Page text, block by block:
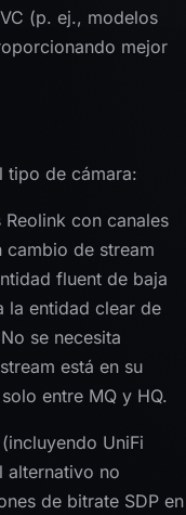
(p. ej., modelos
mejor
tipo de cámara:
con canales
de stream
fluent de baja
la entidad clear de
se necesita
está en su
entre MQ y HQ.
UniFi
alternativo no
de bitrate SDP en